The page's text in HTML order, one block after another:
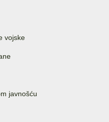
vojske
javnošću